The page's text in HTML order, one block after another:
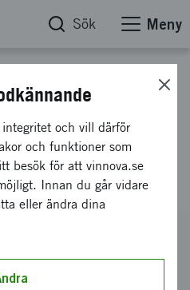
Sök Meny
gjutna
och vill därför
och funktioner som
besök för att vinnova.se
Innan du går vidare
eller ändra dina